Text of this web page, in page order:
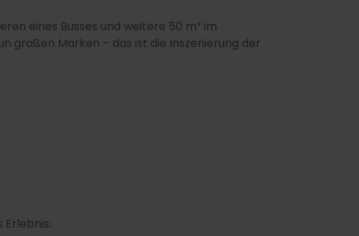
eines Busses und weitere 50 m² im
großen Marken – das ist die Inszenierung der